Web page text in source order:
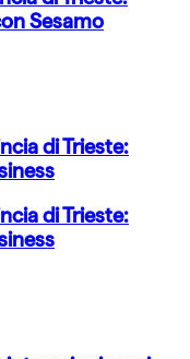
Sesamo
di Trieste:
di Trieste: